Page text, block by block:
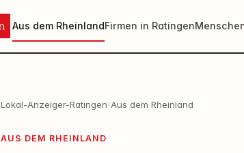
Aus dem RheinlandFirmen in Ratingen
Lokal-Anzeiger-Ratingen›Aus dem Rheinland
AUS DEM RHEINLAND